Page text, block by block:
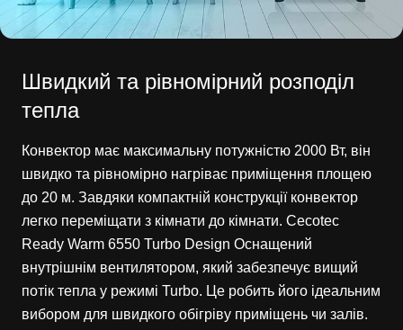
Швидкий та рівномірний розподіл
тепла
Конвектор має максимальну потужністю 2000 Вт, він
швидко та рівномірно нагріває приміщення площею
до 20 м. Завдяки компактній конструкції конвектор
легко переміщати з кімнати до кімнати. Cecotec
Ready Warm 6550 Turbo Design Оснащений
внутрішнім вентилятором, який забезпечує вищий
потік тепла у режимі Turbo. Це робить його ідеальним
вибором для швидкого обігріву приміщень чи залів.